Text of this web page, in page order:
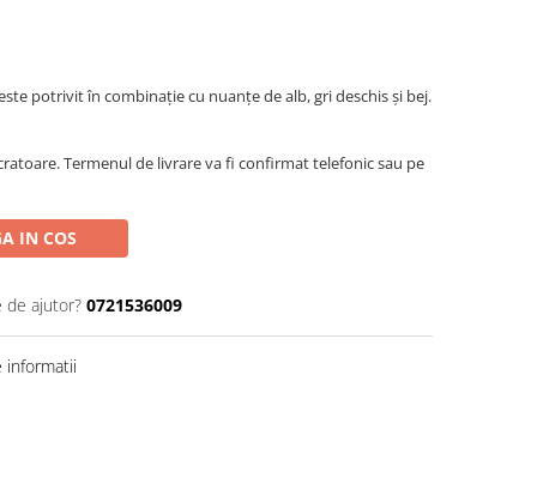
potrivit în combinație cu nuanțe de alb, gri deschis și bej.
Termenul de livrare va fi confirmat telefonic sau pe
IN COS
de ajutor? 0721536009
informatii